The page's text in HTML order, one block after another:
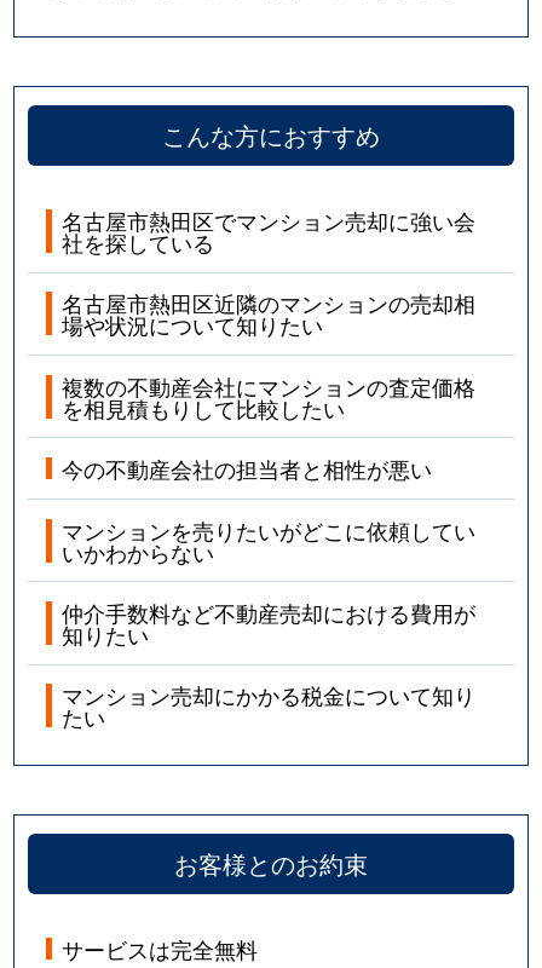
こんな方におすすめ
名古屋市熱田区でマンション売却に強い会
社を探している
名古屋市熱田区近隣のマンションの売却相
場や状況について知りたい
複数の不動産会社にマンションの査定価格
を相見積もりして比較したい
今の不動産会社の担当者と相性が悪い
マンションを売りたいがどこに依頼してい
いかわからない
仲介手数料など不動産売却における費用が
知りたい
マンション売却にかかる税金について知り
たい
お客様とのお約束
サービスは完全無料